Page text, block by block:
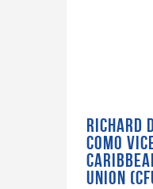
RICHARD
COMO
UNION